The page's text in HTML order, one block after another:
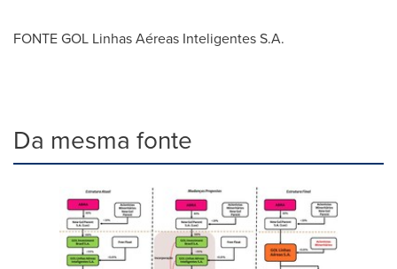
FONTE GOL Linhas Aéreas Inteligentes S.A.
Da mesma fonte